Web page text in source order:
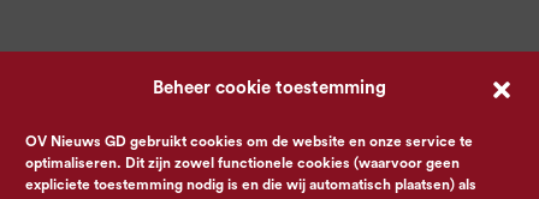
Beheer cookie toestemming
OV Nieuws GD gebruikt cookies om de website en onze service te
optimaliseren. Dit zijn zowel functionele cookies (waarvoor geen
expliciete toestemming nodig is en die wij automatisch plaatsen) als